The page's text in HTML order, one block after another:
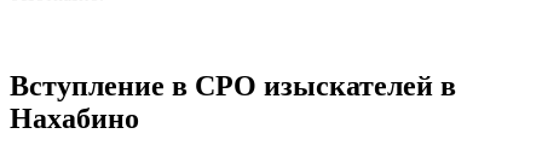
Вступление в СРО изыскателей в
Нахабино